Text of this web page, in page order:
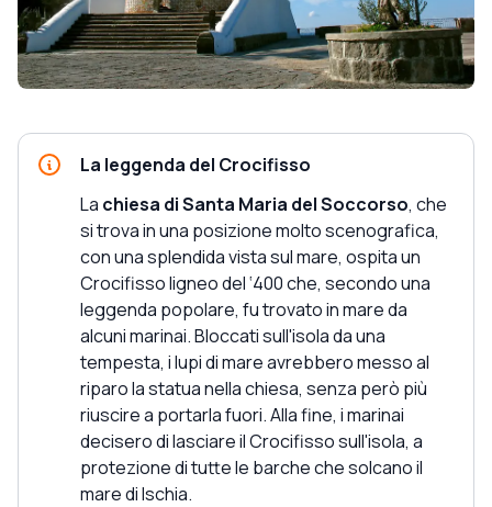
La leggenda del Crocifisso
La chiesa di Santa Maria del Soccorso, che
si trova in una posizione molto scenografica,
con una splendida vista sul mare, ospita un
Crocifisso ligneo del ‘400 che, secondo una
leggenda popolare, fu trovato in mare da
alcuni marinai. Bloccati sull'isola da una
tempesta, i lupi di mare avrebbero messo al
riparo la statua nella chiesa, senza però più
riuscire a portarla fuori. Alla fine, i marinai
decisero di lasciare il Crocifisso sull'isola, a
protezione di tutte le barche che solcano il
mare di Ischia.